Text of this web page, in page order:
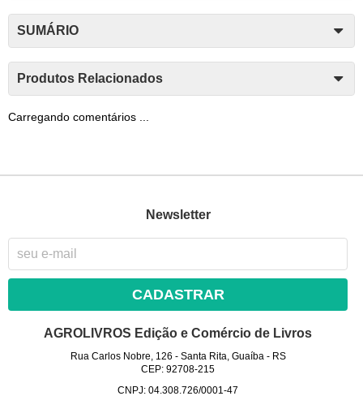
SUMÁRIO
Produtos Relacionados
Carregando comentários ...
Newsletter
CADASTRAR
AGROLIVROS Edição e Comércio de Livros
Rua Carlos Nobre, 126 - Santa Rita, Guaíba- RS
CEP: 92708-215
CNPJ: 04.308.726/0001-47